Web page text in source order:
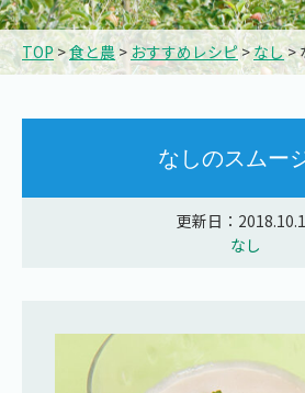
TOP >食と農> おすすめレシピ>なし>
なしのスムー
更新日：
なし